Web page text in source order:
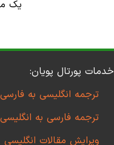
خدمات پورتال پویان:
ترجمه انگلیسی به فارسی
ترجمه فارسی به انگلیسی
ویرایش مقالات انگلیسی